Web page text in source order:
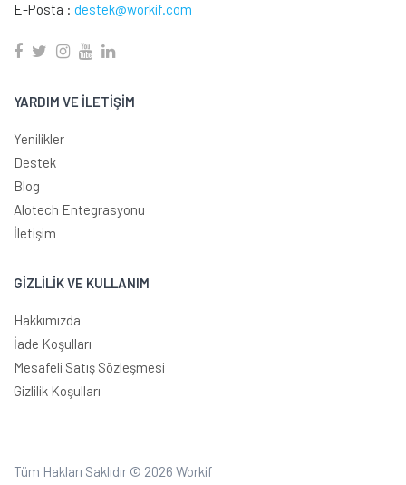
E-Posta : destek@workif.com
YARDIM VE İLETİŞİM
Yenilikler
Destek
Blog
Alotech Entegrasyonu
İletişim
GİZLİLİK VE KULLANIM
Hakkımızda
İade Koşulları
Mesafeli Satış Sözleşmesi
Gizlilik Koşulları
Tüm Hakları Saklıdır © 2026 Workif